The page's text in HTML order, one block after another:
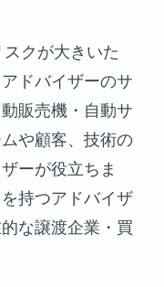
クが大きいた
ドバイザーのサ
販売機・自動サ
や顧客、技術の
ーが役立ちま
持つアドバイザ
な譲渡企業・買